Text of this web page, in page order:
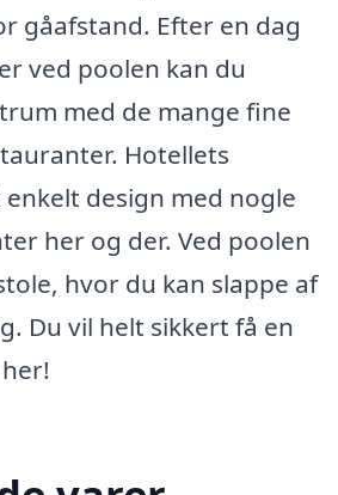
gåafstand. Efter en dag
ved poolen kan du
med de mange fine
Hotellets
design med nogle
her og der. Ved poolen
hvor du kan slappe af
Du vil helt sikkert få en